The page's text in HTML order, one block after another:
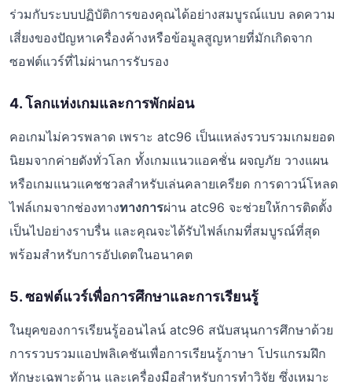
ร่วมกับระบบปฏิบัติการของคุณได้อย่างสมบูรณ์แบบ ลดความ
เสี่ยงของปัญหาเครื่องค้างหรือข้อมูลสูญหายที่มักเกิดจาก
ซอฟต์แวร์ที่ไม่ผ่านการรับรอง
4. โลกแห่งเกมและการพักผ่อน
คอเกมไม่ควรพลาด เพราะ atc96 เป็นแหล่งรวบรวมเกมยอด
นิยมจากค่ายดังทั่วโลก ทั้งเกมแนวแอคชั่น ผจญภัย วางแผน
หรือเกมแนวแคชชวลสำหรับเล่นคลายเครียด การดาวน์โหลด
ไฟล์เกมจากช่องทางทางการผ่าน atc96 จะช่วยให้การติดตั้ง
เป็นไปอย่างราบรื่น และคุณจะได้รับไฟล์เกมที่สมบูรณ์ที่สุด
พร้อมสำหรับการอัปเดตในอนาคต
5. ซอฟต์แวร์เพื่อการศึกษาและการเรียนรู้
ในยุคของการเรียนรู้ออนไลน์ atc96 สนับสนุนการศึกษาด้วย
การรวบรวมแอปพลิเคชันเพื่อการเรียนรู้ภาษา โปรแกรมฝึก
ทักษะเฉพาะด้าน และเครื่องมือสำหรับการทำวิจัย ซึ่งเหมาะ